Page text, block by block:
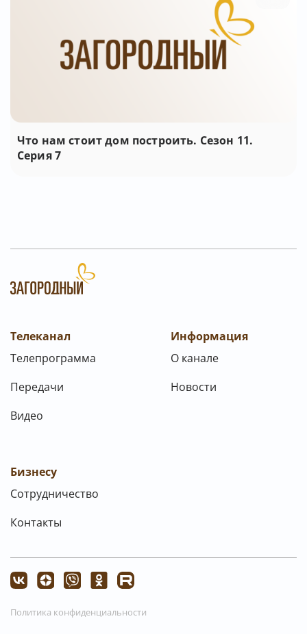
Что нам стоит дом построить. Сезон 11.
Серия 7
Телеканал
Телепрограмма
Передачи
Видео
Информация
О канале
Новости
Бизнесу
Сотрудничество
Контакты
Политика конфиденциальности